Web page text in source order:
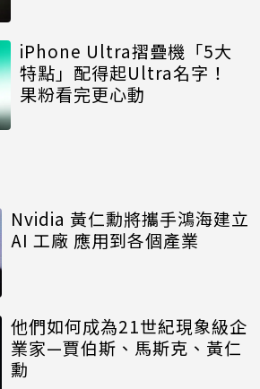
iPhone Ultra摺疊機「5大
特點」配得起Ultra名字！
果粉看完更心動
Nvidia 黃仁勳將攜手鴻海建立
AI 工廠 應用到各個產業
他們如何成為21世紀現象級企
業家—賈伯斯、馬斯克、黃仁
勳